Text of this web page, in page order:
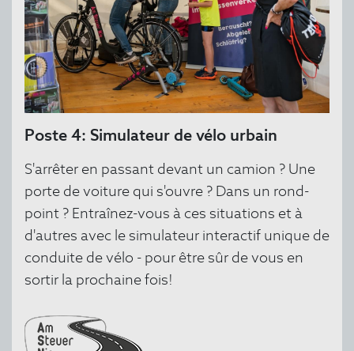
Poste 4: Simulateur de vélo urbain
S'arrêter en passant devant un camion ? Une
porte de voiture qui s'ouvre ? Dans un rond-
point ? Entraînez-vous à ces situations et à
d'autres avec le simulateur interactif unique de
conduite de vélo - pour être sûr de vous en
sortir la prochaine fois!